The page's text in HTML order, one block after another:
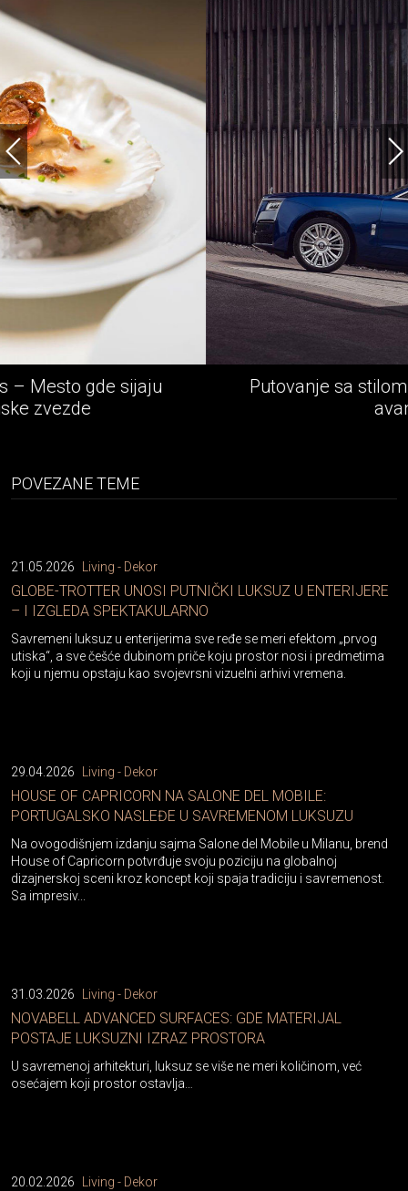
Putovanje sa stilom - Rolls-Royce
POVEZANE TEME
21.05.2026 Living - Dekor
GLOBE-TROTTER UNOSI PUTNIČKI LUKSUZ U ENTERIJERE
– I IZGLEDA SPEKTAKULARNO
Savremeni luksuz u enterijerima sve ređe se meri efektom „prvog
utiska“, a sve češće dubinom priče koju prostor nosi i predmetima
koji u njemu opstaju kao svojevrsni vizuelni arhivi vremena.
29.04.2026 Living - Dekor
HOUSE OF CAPRICORN NA SALONE DEL MOBILE:
PORTUGALSKO NASLEĐE U SAVREMENOM LUKSUZU
Na ovogodišnjem izdanju sajma Salone del Mobile u Milanu, brend
House of Capricorn potvrđuje svoju poziciju na globalnoj
dizajnerskoj sceni kroz koncept koji spaja tradiciju i savremenost.
Sa impresiv...
31.03.2026 Living - Dekor
NOVABELL ADVANCED SURFACES: GDE MATERIJAL
POSTAJE LUKSUZNI IZRAZ PROSTORA
U savremenoj arhitekturi, luksuz se više ne meri količinom, već
osećajem koji prostor ostavlja…
20.02.2026 Living - Dekor